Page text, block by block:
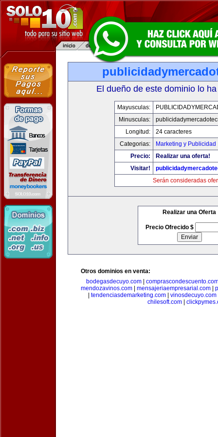
El dueño de este dominio lo
Mayusculas:
Minusculas:
Longitud:
24 caracteres
Categorias:
Marketing y Publicidad
Precio:
Realizar una oferta!
Visitar!
Serán consideradas
Realizar una Oferta
Precio Ofrecido $
Otros dominios en venta:
bodegasdecuyo.com
mendozavinos.com
mensajeriaempresarial.com
tendenciasdemarketing.com| vinosdecuyo.com
chilesoft.com